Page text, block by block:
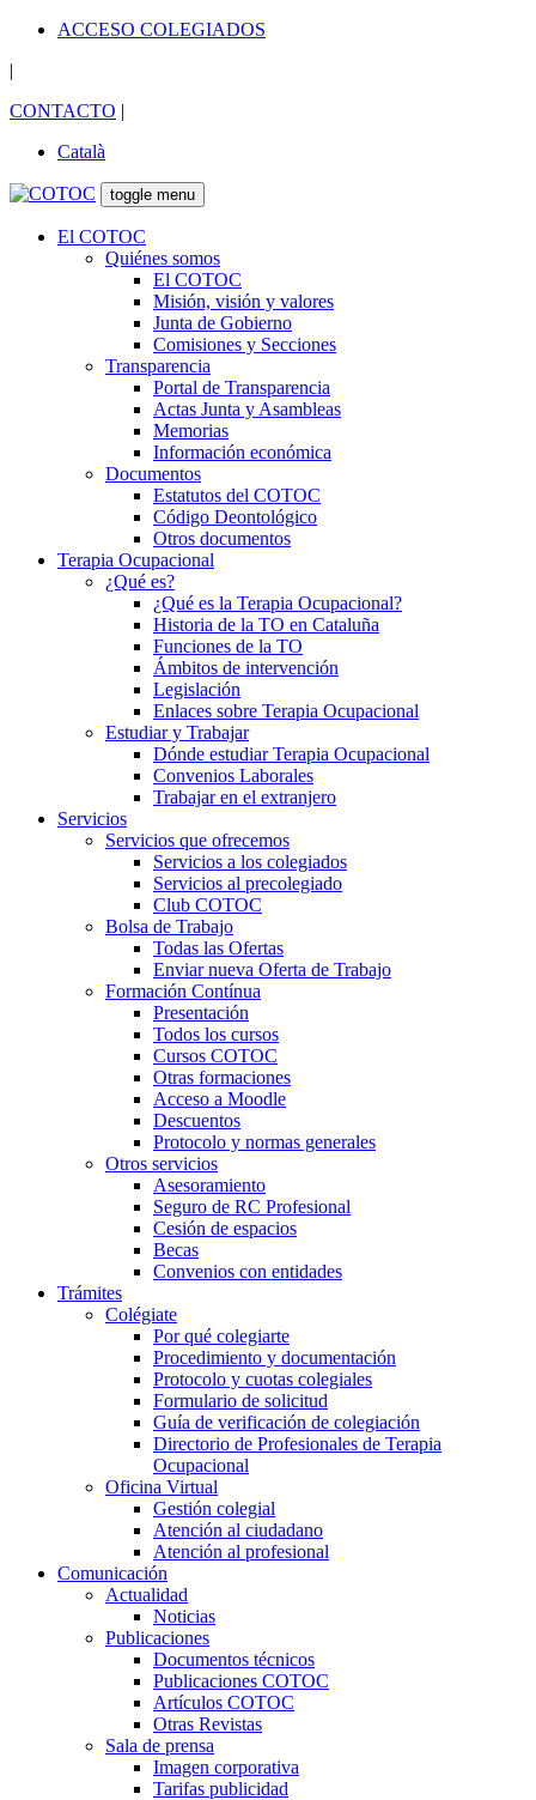
ACCESO COLEGIADOS
|
CONTACTO |
Català
toggle menu
El COTOC
Quiénes somos
El COTOC
Misión, visión y valores
Junta de Gobierno
Comisiones y Secciones
Transparencia
Portal de Transparencia
Actas Junta y Asambleas
Memorias
Información económica
Documentos
Estatutos del COTOC
Código Deontológico
Otros documentos
Terapia Ocupacional
¿Qué es?
¿Qué es la Terapia Ocupacional?
Historia de la TO en Cataluña
Funciones de la TO
Ámbitos de intervención
Legislación
Enlaces sobre Terapia Ocupacional
Estudiar y Trabajar
Dónde estudiar Terapia Ocupacional
Convenios Laborales
Trabajar en el extranjero
Servicios
Servicios que ofrecemos
Servicios a los colegiados
Servicios al precolegiado
Club COTOC
Bolsa de Trabajo
Todas las Ofertas
Enviar nueva Oferta de Trabajo
Formación Contínua
Presentación
Todos los cursos
Cursos COTOC
Otras formaciones
Acceso a Moodle
Descuentos
Protocolo y normas generales
Otros servicios
Asesoramiento
Seguro de RC Profesional
Cesión de espacios
Becas
Convenios con entidades
Trámites
Colégiate
Por qué colegiarte
Procedimiento y documentación
Protocolo y cuotas colegiales
Formulario de solicitud
Guía de verificación de colegiación
Directorio de Profesionales de Terapia
Ocupacional
Oficina Virtual
Gestión colegial
Atención al ciudadano
Atención al profesional
Comunicación
Actualidad
Noticias
Publicaciones
Documentos técnicos
Publicaciones COTOC
Artículos COTOC
Otras Revistas
Sala de prensa
Imagen corporativa
Tarifas publicidad